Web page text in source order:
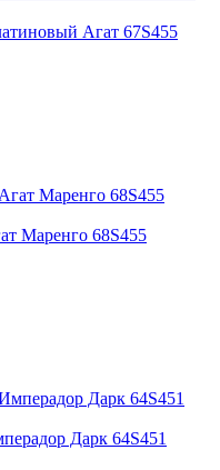
Агат 67S455
Маренго 68S455
Дарк 64S451